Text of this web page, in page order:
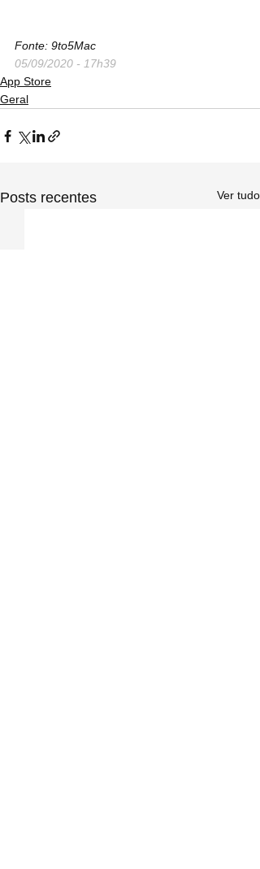
Fonte: 9to5Mac
05/09/2020 - 17h39
App Store
Geral
Posts recentes Ver tudo